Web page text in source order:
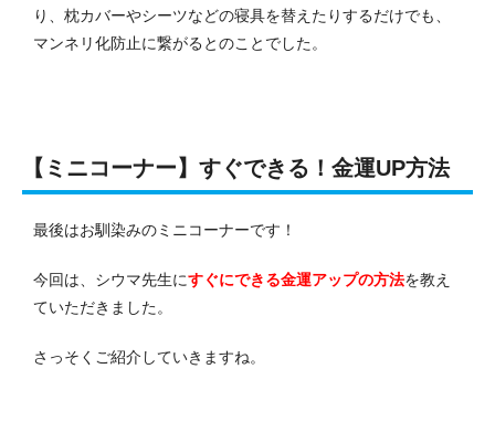
り、枕カバーやシーツなどの寝具を替えたりするだけでも、
マンネリ化防止に繋がるとのことでした。
【ミニコーナー】すぐできる！金運UP方法
最後はお馴染みのミニコーナーです！
今回は、シウマ先生にすぐにできる金運アップの方法を教え
ていただきました。
さっそくご紹介していきますね。